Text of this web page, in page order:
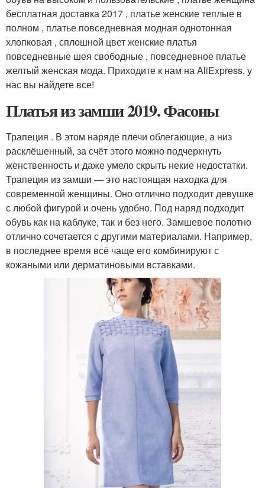
бесплатная доставка 2017 , платье женские теплые в
полном , платье повседневная модная однотонная
хлопковая , сплошной цвет женские платья
повседневные шея свободные , повседневное платье
желтый женская мода. Приходите к нам на AliExpress, у
нас вы найдете все!
Платья из замши 2019. Фасоны
Трапеция . В этом наряде плечи облегающие, а низ
расклёшенный, за счёт этого можно подчеркнуть
женственность и даже умело скрыть некие недостатки.
Трапеция из замши — это настоящая находка для
современной женщины. Оно отлично подходит девушке
с любой фигурой и очень удобно. Под наряд подходит
обувь как на каблуке, так и без него. Замшевое полотно
отлично сочетается с другими материалами. Например,
в последнее время всё чаще его комбинируют с
кожаными или дерматиновыми вставками.